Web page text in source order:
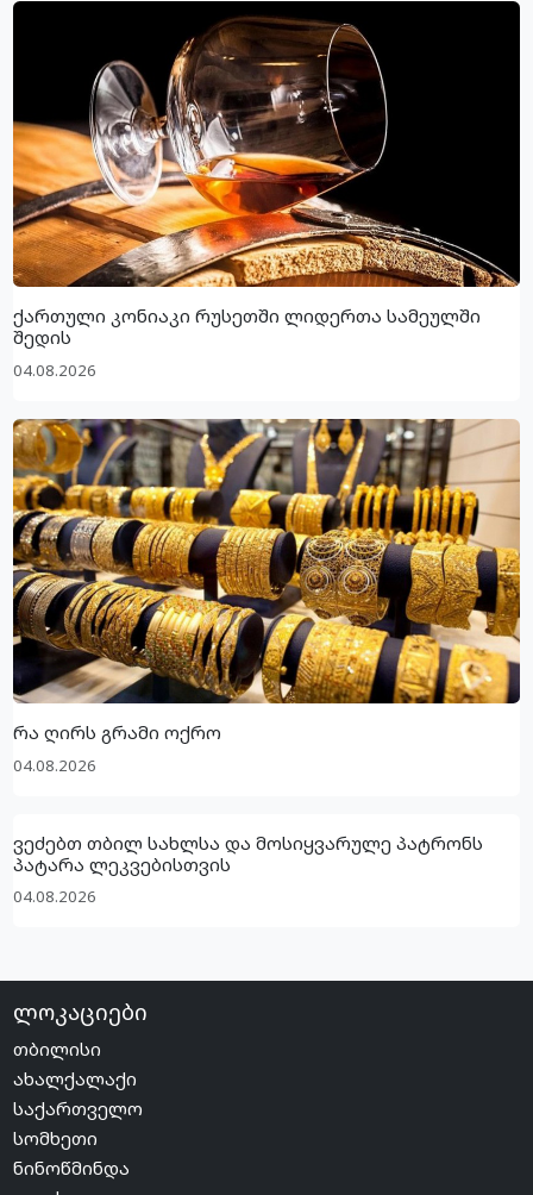
ქართული კონიაკი რუსეთში ლიდერთა სამეულში
შედის
04.08.2026
რა ღირს გრამი ოქრო
04.08.2026
ვეძებთ თბილ სახლსა და მოსიყვარულე პატრონს
პატარა ლეკვებისთვის
04.08.2026
ლოკაციები
თბილისი
ახალქალაქი
საქართველო
სომხეთი
ნინოწმინდა